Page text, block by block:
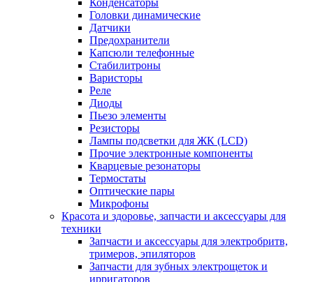
Конденсаторы
Головки динамические
Датчики
Предохранители
Капсюли телефонные
Стабилитроны
Варисторы
Реле
Диоды
Пьезо элементы
Резисторы
Лампы подсветки для ЖК (LCD)
Прочие электронные компоненты
Кварцевые резонаторы
Термостаты
Оптические пары
Микрофоны
Красота и здоровье, запчасти и аксессуары для
техники
Запчасти и аксессуары для электробритв,
тримеров, эпиляторов
Запчасти для зубных электрощеток и
ирригаторов